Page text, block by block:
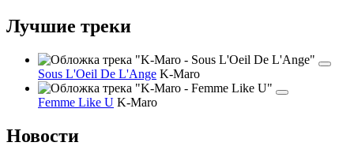
Лучшие треки
Sous L'Oeil De L'Ange K-Maro
Femme Like U K-Maro
Новости